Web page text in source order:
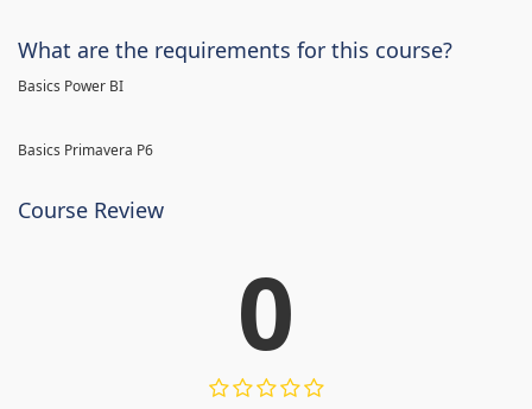
What are the requirements for this course?
Basics Power BI
Basics Primavera P6
Course Review
0